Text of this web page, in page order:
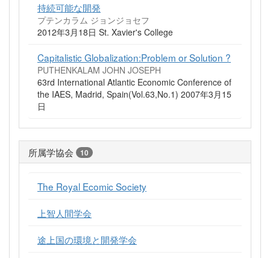
持続可能な開発
プテンカラム ジョンジョセフ
2012年3月18日 St. Xavier's College
Capitalistic Globalization:Problem or Solution ?
PUTHENKALAM JOHN JOSEPH
63rd International Atlantic Economic Conference of
the IAES, Madrid, Spain(Vol.63,No.1) 2007年3月15
日
所属学協会 10
The Royal Ecomic Society
上智人間学会
途上国の環境と開発学会